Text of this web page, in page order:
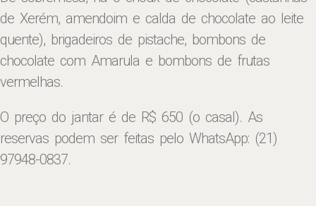
de Xerém, amendoim e calda de chocolate ao leite
quente), brigadeiros de pistache, bombons de
chocolate com Amarula e bombons de frutas
vermelhas.
O preço do jantar é de R$ 650 (o casal). As
reservas podem ser feitas pelo WhatsApp: (21)
97948-0837.